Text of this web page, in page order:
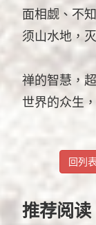
面相觑、不
须山水地，
禅的智慧，
世界的众生
回列表
推荐阅读